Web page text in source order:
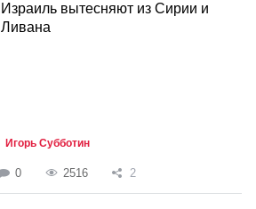
Израиль вытесняют из Сирии и
Ливана
Игорь Субботин
0 2516 2